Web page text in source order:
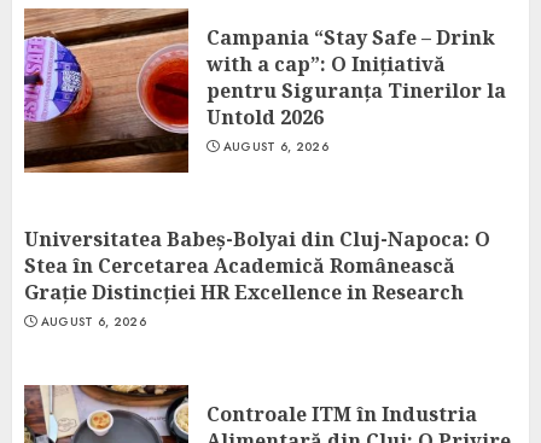
Campania “Stay Safe – Drink
with a cap”: O Inițiativă
pentru Siguranța Tinerilor la
Untold 2026
AUGUST 6, 2026
Universitatea Babeș-Bolyai din Cluj-Napoca: O
Stea în Cercetarea Academică Românească
Grație Distincției HR Excellence in Research
AUGUST 6, 2026
Controale ITM în Industria